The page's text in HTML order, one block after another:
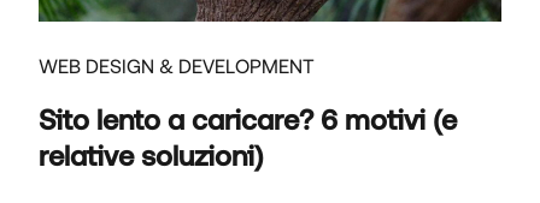
WEB DESIGN & DEVELOPMENT
Sito lento a caricare? 6 motivi (e
relative soluzioni)